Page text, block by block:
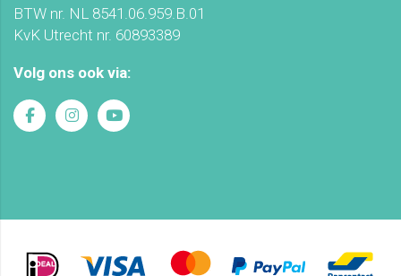
BTW nr. NL 8541.06.959.B.01
KvK Utrecht nr. 60893389
Volg ons ook via: